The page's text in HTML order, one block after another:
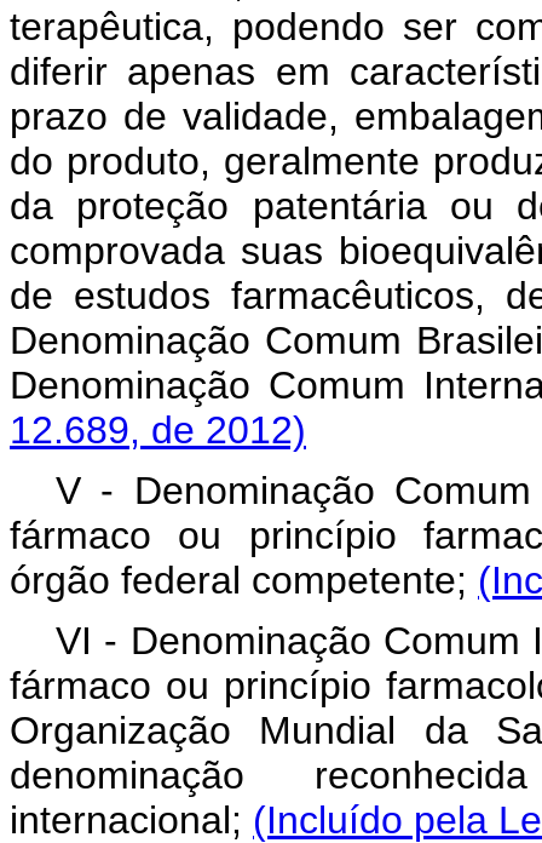
terapêutica, podendo ser
diferir apenas em
prazo de validade,
do produto, geralmente
da proteção patentária ou
comprovada suas
de estudos farmacêuticos,
Denominação Comum
Denominação Comum
12.689, de 2012)
V - Denominação
fármaco ou princípio
órgão federal competente;
VI - Denominação Comum
fármaco ou princípio
Organização Mundial da
denominação
internacional; (Incluído pela